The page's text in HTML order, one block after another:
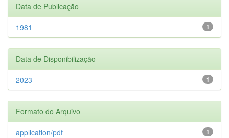
Data de Publicação
1
1981
Data de Disponibilização
1
2023
Formato do Arquivo
1
application/pdf